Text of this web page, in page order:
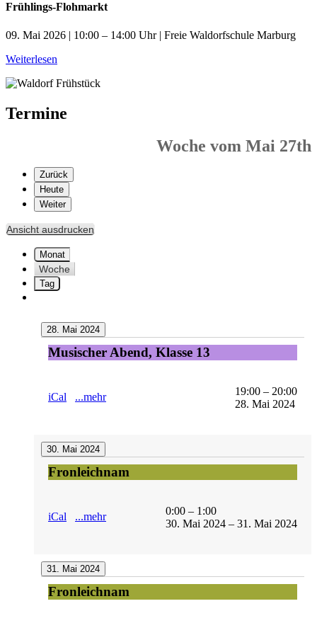
Frühlings-Flohmarkt
09. Mai 2026 | 10:00 – 14:00 Uhr | Freie Waldorfschule Marburg
Weiterlesen
Termine
Woche vom Mai 27th
Zurück
Heute
Weiter
Ansicht ausdrucken
Monat
Woche
Tag
28. Mai 2024
Musischer
Abend,
Musischer Abend, Klasse 13
19:00 – 20:00
28. Mai 2024
iCal ...mehr
30. Mai 2024
Fronleichnam
Fronleichnam
0:00 – 1:00
30. Mai 2024 – 31. Mai 2024
iCal ...mehr
31. Mai 2024
Fronleichnam
Fronleichnam